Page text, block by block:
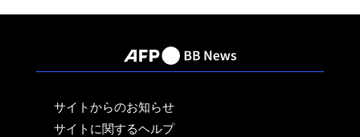
サイトからのお知らせ
サイトに関するヘルプ